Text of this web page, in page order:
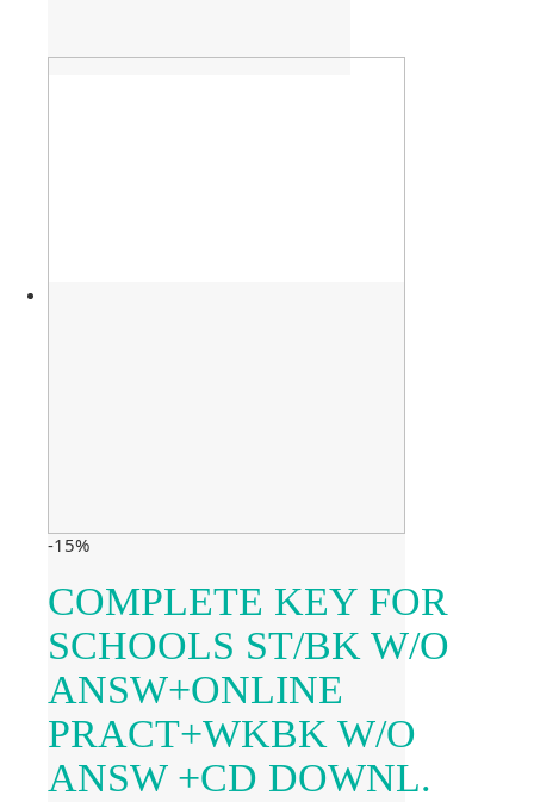
-15%
COMPLETE KEY FOR
SCHOOLS ST/BK W/O
ANSW+ONLINE
PRACT+WKBK W/O
ANSW +CD DOWNL.